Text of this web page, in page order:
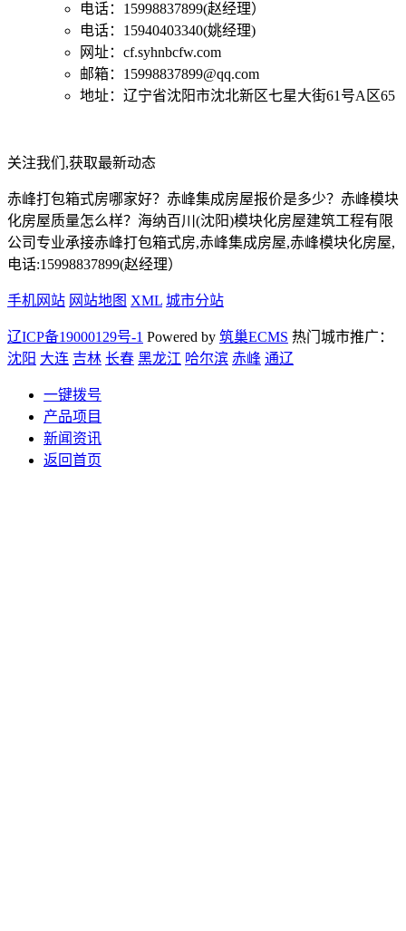
电话：15998837899(赵经理）
电话：15940403340(姚经理)
网址：cf.syhnbcfw.com
邮箱：15998837899@qq.com
地址：辽宁省沈阳市沈北新区七星大街61号A区65
关注我们,获取最新动态
赤峰打包箱式房哪家好？赤峰集成房屋报价是多少？赤峰模块
化房屋质量怎么样？海纳百川(沈阳)模块化房屋建筑工程有限
公司专业承接赤峰打包箱式房,赤峰集成房屋,赤峰模块化房屋,
电话:15998837899(赵经理）
手机网站 网站地图 XML 城市分站
辽ICP备19000129号-1 Powered by 筑巢ECMS 热门城市推广：
沈阳 大连 吉林 长春 黑龙江 哈尔滨 赤峰 通辽
一键拨号
产品项目
新闻资讯
返回首页